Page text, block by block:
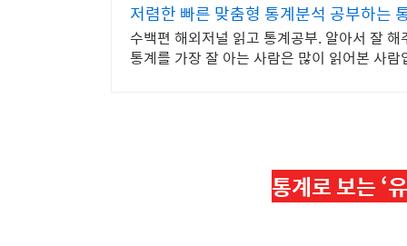
저렴한 빠른 맞춤형 통계분석 공부하는
수백편 해외저널 읽고 통계공부. 알아서 잘
통계를 가장 잘 아는 사람은 많이 읽어본 사람
통계로 보는 ‘